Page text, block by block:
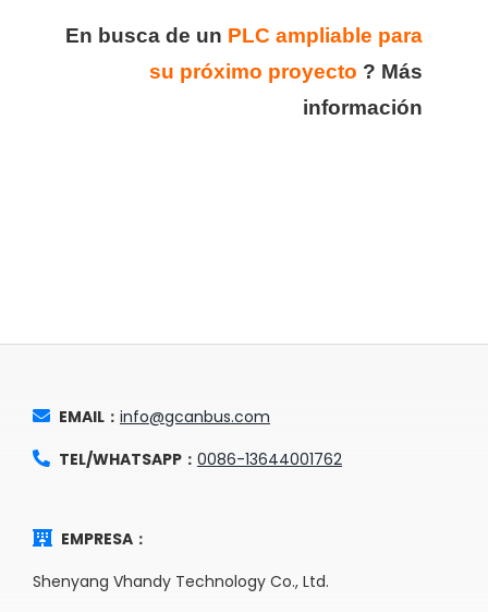
En busca de un PLC ampliable para
su próximo proyecto ? Más
información
EMAIL： info@gcanbus.com
TEL/WHATSAPP： 0086-13644001762
EMPRESA：
Shenyang Vhandy Technology Co., Ltd.